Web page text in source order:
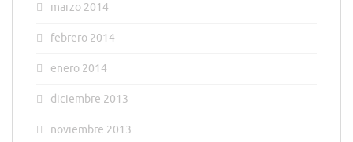
marzo 2014
febrero 2014
enero 2014
diciembre 2013
noviembre 2013